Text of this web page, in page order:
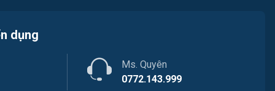
Vận chuyển / Giao nhận / Kho vận
Việc làm Hưng Đạo
dụng
Ms. Quyên
0772.143.999